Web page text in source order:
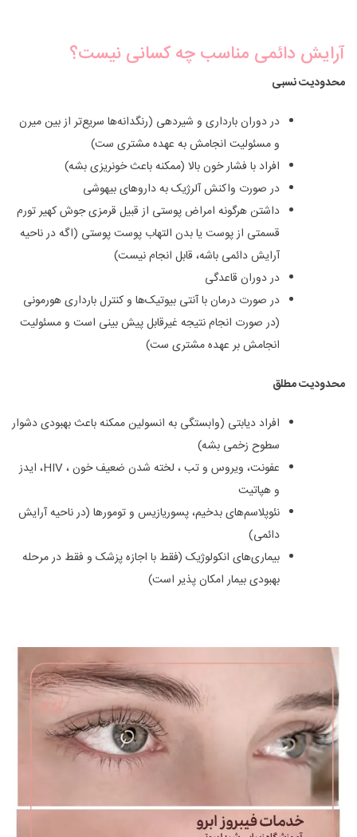
آرایش دائمی مناسب چه کسانی نیست؟
محدودیت نسبی
در دوران بارداری و شیردهی (رنگدانه‌ها سریع‌تر از بین میرن
و مسئولیت انجامش به عهده مشتری ست)
افراد با فشار خون بالا (ممکنه باعث خونریزی بشه)
در صورت واکنش آلرژیک به داروهای بیهوشی
داشتن هرگونه امراض پوستی از قبیل قرمزی جوش کهیر تورم
قسمتی از پوست یا بدن التهاب پوست پوستی (اگه در ناحیه
آرایش دائمی باشه، قابل انجام نیست)
در دوران قاعدگی
در صورت درمان با آنتی بیوتیک‌ها و کنترل بارداری هورمونی
(در صورت انجام نتیجه غیرقابل پیش بینی است و مسئولیت
انجامش بر عهده مشتری ست)
محدودیت مطلق
افراد دیابتی (وابستگی به انسولین ممکنه باعث بهبودی دشوار
سطوح زخمی بشه)
عفونت، ویروس و تب ، لخته شدن ضعیف خون ، HIV، ایدز
و هپاتیت
نئوپلاسم‌های بدخیم، پسوریازیس و تومورها (در ناحیه آرایش
دائمی)
بیماری‌های انکولوژیک (فقط با اجازه پزشک و فقط در مرحله
بهبودی بیمار امکان پذیر است)